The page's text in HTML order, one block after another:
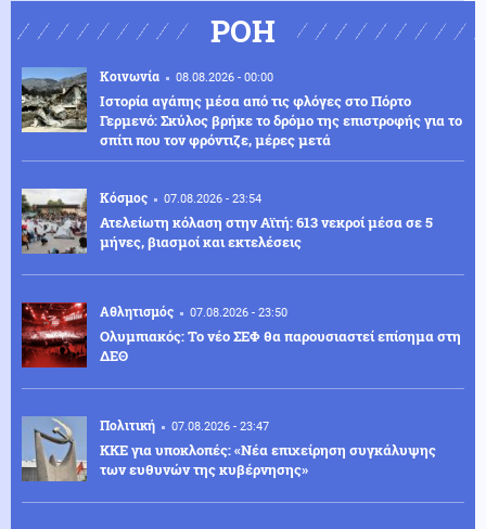
ΡΟΗ
Κοινωνία 08.08.2026 - 00:00
Ιστορία αγάπης μέσα από τις φλόγες στο Πόρτο
Γερμενό: Σκύλος βρήκε το δρόμο της επιστροφής για το
σπίτι που τον φρόντιζε, μέρες μετά
Κόσμος 07.08.2026 - 23:54
Ατελείωτη κόλαση στην Αϊτή: 613 νεκροί μέσα σε 5
μήνες, βιασμοί και εκτελέσεις
Αθλητισμός 07.08.2026 - 23:50
Ολυμπιακός: Το νέο ΣΕΦ θα παρουσιαστεί επίσημα στη
ΔΕΘ
Πολιτική 07.08.2026 - 23:47
ΚΚΕ για υποκλοπές: «Νέα επιχείρηση συγκάλυψης
των ευθυνών της κυβέρνησης»